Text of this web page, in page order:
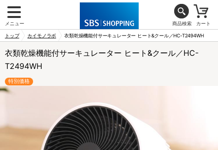
メニュー 商品検索 カート
トップ カイモノラボ 衣類乾燥機能付サーキュレーター ヒート&クール／HC-T2494WH
衣類乾燥機能付サーキュレーター ヒート&クール／HC-
T2494WH
特別価格